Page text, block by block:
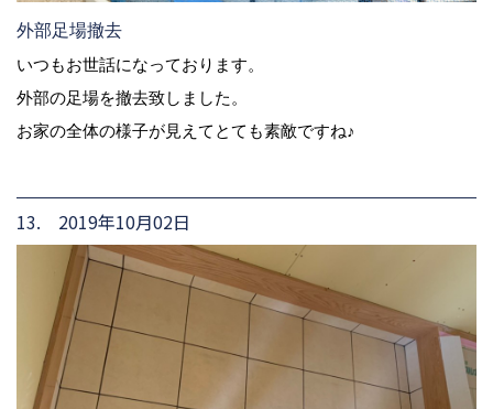
外部足場撤去
いつもお世話になっております。
外部の足場を撤去致しました。
お家の全体の様子が見えてとても素敵ですね♪
13. 2019年10月02日